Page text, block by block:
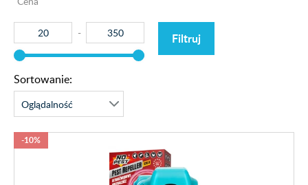
Filtruj
Sortowanie:
-10%